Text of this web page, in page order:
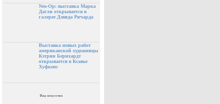
Neo-Op: выставка Марка
Дагли открывается в
галерее Дэвида Ричарда
Выставка новых работ
американской художницы
Кэтрин Бернхардт
открывается в Ксавье
Хуфкенс
Вид искусства